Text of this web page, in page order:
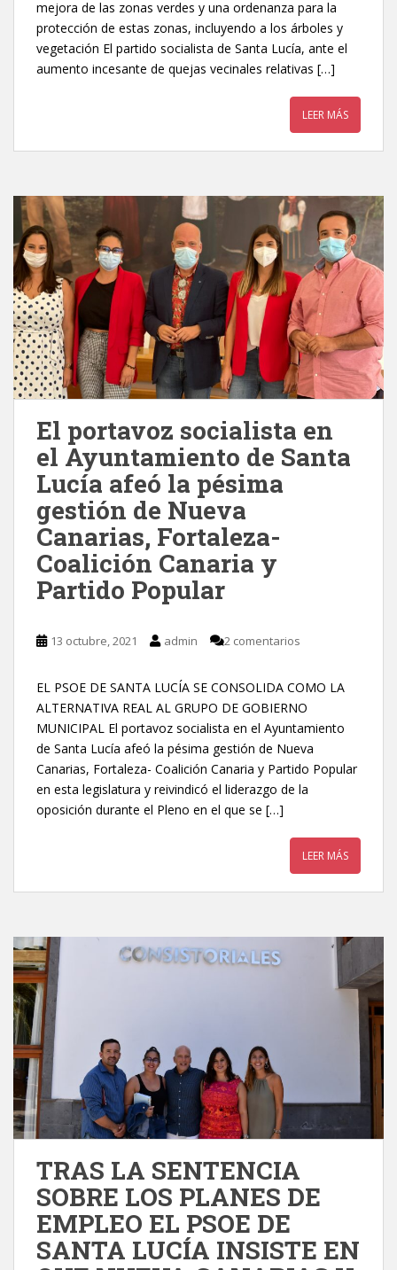
mejora de las zonas verdes y una ordenanza para la
protección de estas zonas, incluyendo a los árboles y
vegetación El partido socialista de Santa Lucía, ante el
aumento incesante de quejas vecinales relativas […]
LEER MÁS
El portavoz socialista en
el Ayuntamiento de Santa
Lucía afeó la pésima
gestión de Nueva
Canarias, Fortaleza-
Coalición Canaria y
Partido Popular
13 octubre, 2021 admin 2 comentarios
EL PSOE DE SANTA LUCÍA SE CONSOLIDA COMO LA
ALTERNATIVA REAL AL GRUPO DE GOBIERNO
MUNICIPAL El portavoz socialista en el Ayuntamiento
de Santa Lucía afeó la pésima gestión de Nueva
Canarias, Fortaleza- Coalición Canaria y Partido Popular
en esta legislatura y reivindicó el liderazgo de la
oposición durante el Pleno en el que se […]
LEER MÁS
TRAS LA SENTENCIA
SOBRE LOS PLANES DE
EMPLEO EL PSOE DE
SANTA LUCÍA INSISTE EN